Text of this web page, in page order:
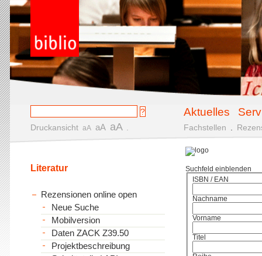
Aktuelles
Druckansicht aA aA aA Fachstellen
Suchfeld einblenden
ISBN / EAN
Nachname
Vorname
Titel
Literatur
Rezensionen online open
Neue Suche
Mobilversion
Daten ZACK Z39.50
Projektbeschreibung